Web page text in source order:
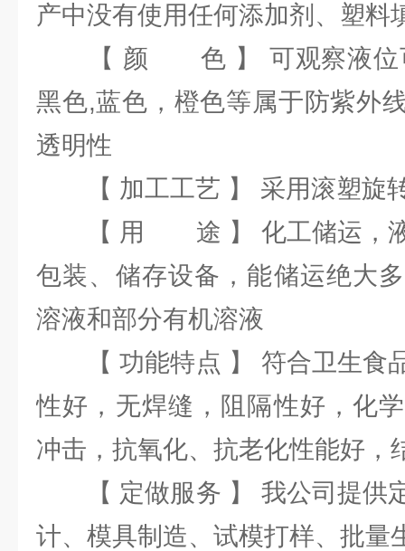
产中没有使用任何添加剂、塑料
【 颜 色 】 可观察液位可
黑色,蓝色，橙色等属于防紫外
透明性
【 加工工艺 】 采用滚塑旋
【 用 途 】 化工储运，液
包装、储存设备，能储运绝大
溶液和部分有机溶液
【 功能特点 】 符合卫生食
性好，无焊缝，阻隔性好，化
冲击，抗氧化、抗老化性能好，
【 定做服务 】 我公司提供
计、模具制造、试模打样、批量